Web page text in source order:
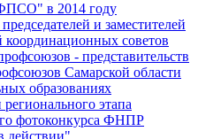
в 2014 году
и заместителей
координационных советов
- представительств
Самарской области
образованиях
этапа
фотоконкурса ФНПР
действии"